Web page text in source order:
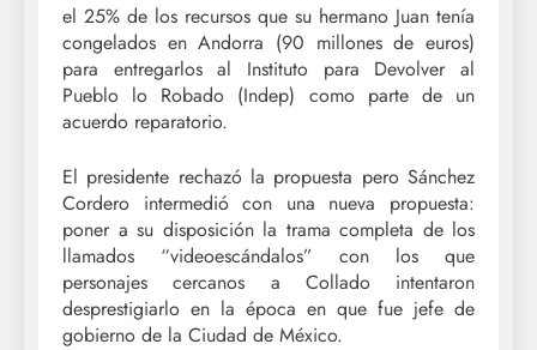
el 25% de los recursos que su hermano Juan tenía
congelados en Andorra (90 millones de euros)
para entregarlos al Instituto para Devolver al
Pueblo lo Robado (Indep) como parte de un
acuerdo reparatorio.
El presidente rechazó la propuesta pero Sánchez
Cordero intermedió con una nueva propuesta:
poner a su disposición la trama completa de los
llamados “videoescándalos” con los que
personajes cercanos a Collado intentaron
desprestigiarlo en la época en que fue jefe de
gobierno de la Ciudad de México.